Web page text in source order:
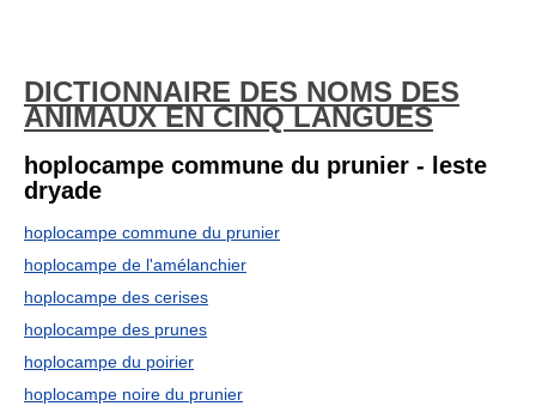
DICTIONNAIRE DES NOMS DES
ANIMAUX EN CINQ LANGUES
hoplocampe commune du prunier - leste
dryade
hoplocampe commune du prunier
hoplocampe de l'amélanchier
hoplocampe des cerises
hoplocampe des prunes
hoplocampe du poirier
hoplocampe noire du prunier